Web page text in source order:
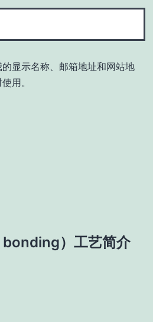
显示名称、邮箱地址和网站地
用。
bonding）工艺简介